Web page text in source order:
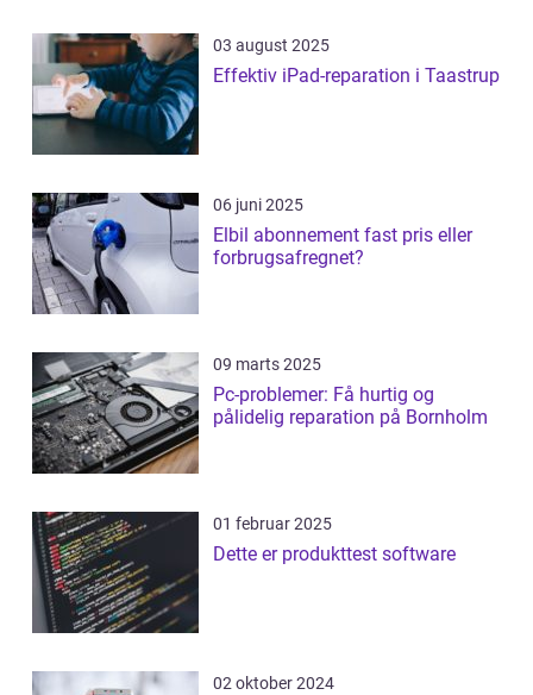
03 august 2025
Effektiv iPad-reparation i Taastrup
06 juni 2025
Elbil abonnement fast pris eller
forbrugsafregnet?
09 marts 2025
Pc-problemer: Få hurtig og
pålidelig reparation på Bornholm
01 februar 2025
Dette er produkttest software
02 oktober 2024